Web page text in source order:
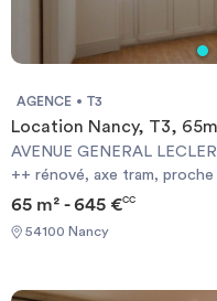
AGENCE T3
Location Nancy, T3,
AVENUE GENERAL
++ rénové, axe tram,
salon accès petit balcon, 2
plaques, hotte), salle-de-
gaz. Les informations sur
Quartier Centre ville
65 m² - 645 €CC
54100 Nancy